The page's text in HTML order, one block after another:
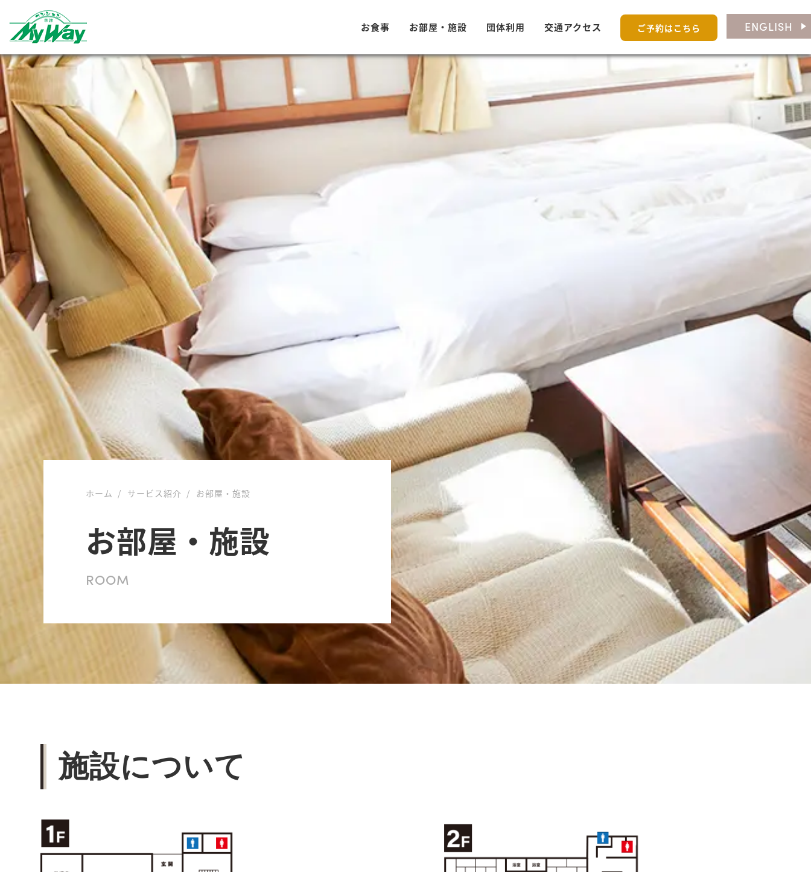
お食事 お部屋・施設 団体利用 交通アクセス ご予約はこちら ENGLISH
ホーム サービス紹介 お部屋・施設
お部屋・施設
ROOM
施設について